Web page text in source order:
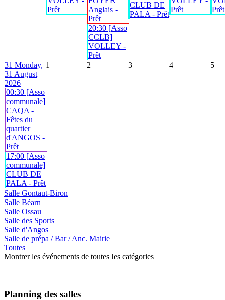
Prêt
Anglais -
Prêt
20:30 [Asso
CCLB]
VOLLEY -
Prêt
CLUB DE
PALA - Prêt
Prêt
Prêt
31 Monday,
31 August
2026
00:30 [Asso
communale]
CAQA -
Fêtes du
quartier
d'ANGOS -
Prêt
17:00 [Asso
communale]
CLUB DE
PALA - Prêt
1 2 3 4 5
Salle Gontaut-Biron
Salle Béarn
Salle Ossau
Salle des Sports
Salle d'Angos
Salle de prépa / Bar / Anc. Mairie
Toutes
Montrer les événements de toutes les catégories
Planning des salles